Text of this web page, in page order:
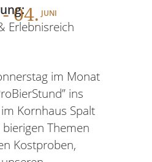
04. JUNI
Erlebnisreich
im Monat
ins
Kornhaus Spalt
Themen
Kostproben‚